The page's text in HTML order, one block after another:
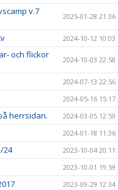
v.7
2025-01-28 21:36
2024-10-12 10:03
och flickor
2024-10-03 22:58
2024-07-13 22:56
2024-05-16 15:17
herrsidan. 2024-03-05 12:59
2024-01-18 11:36
24 2023-10-04 20:11
2023-10-01 19:59
2023-09-29 12:34